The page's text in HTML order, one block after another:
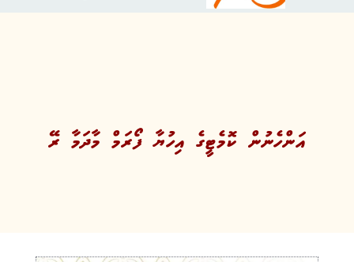
އަންހެނުން ކޮމެޓީގެ އިހުޔާ ފޯރަމް މާދަމާ ރޭ